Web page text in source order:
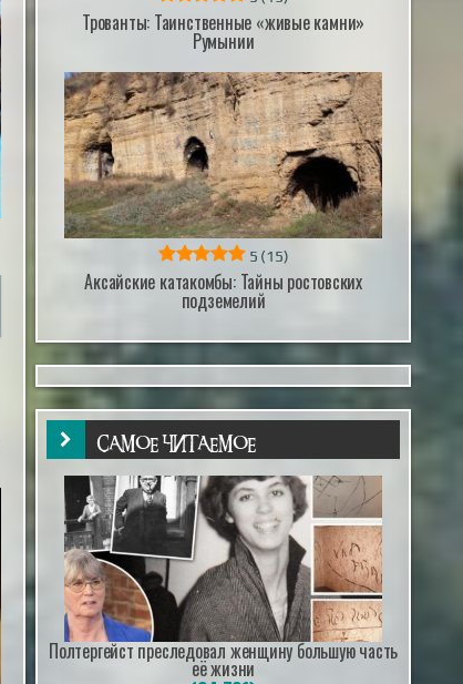
Трованты: Таинственные «живые камни»
Румынии
5 (15)
Аксайские катакомбы: Тайны ростовских
подземелий
САМОЕ ЧИТАЕМОЕ
Полтергейст преследовал женщину большую часть
её жизни